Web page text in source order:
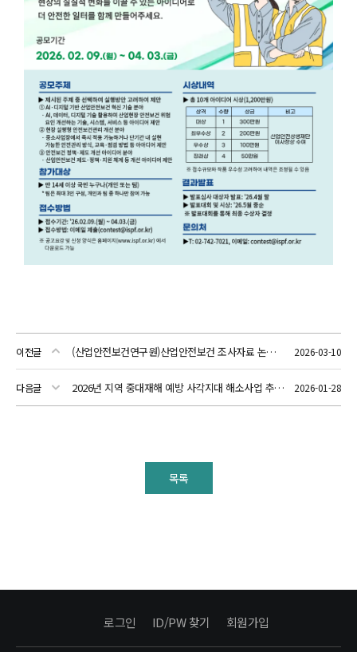
이전글 (산업안전보건연구원)산업안전보건 조사자료 논문경진대회 2026-03-10
다음글 2026년 지역 중대재해 예방 사각지대 해소사업 추가공모 2026-01-28
목록
로그인 ID/PW 찾기 회원가입